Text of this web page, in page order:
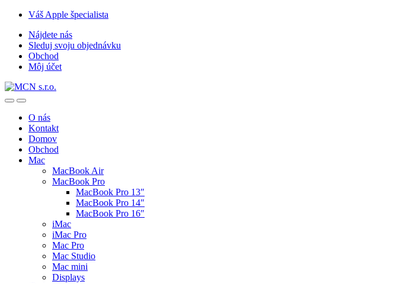
Skip
navigation
Skip
content
Váš Apple špecialista
Nájdete nás
Sleduj svoju objednávku
Obchod
Môj účet
O nás
Kontakt
Domov
Obchod
Mac
MacBook Air
MacBook Pro
MacBook Pro 13″
MacBook Pro 14″
MacBook Pro 16″
iMac
iMac Pro
Mac Pro
Mac Studio
Mac mini
Displays